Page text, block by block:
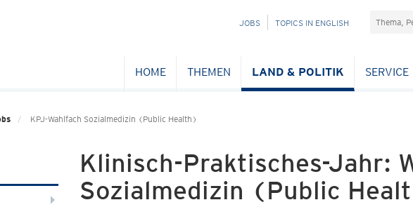
NAVIGATION
JOBS TOPICS IN ENGLISH
HOME THEMEN LAND & POLITIK SERVICE
KPJ-Wahlfach Sozialmedizin (Public Health)
Klinisch-Praktisches-Jahr:
Sozialmedizin (Public